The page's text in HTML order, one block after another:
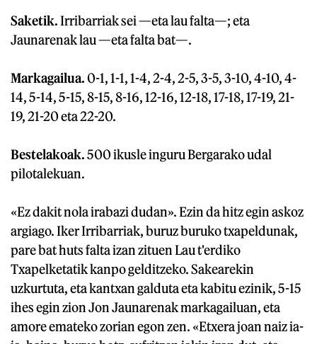
Saketik.Irribarriak sei —eta lau falta—; eta
Jaunarenak lau —eta falta bat—.
Markagailua.0-1, 1-1, 1-4, 2-4, 2-5, 3-5, 3-10, 4-10, 4-
14, 5-14, 5-15, 8-15, 8-16, 12-16, 12-18, 17-18, 17-19, 21-
19, 21-20 eta 22-20.
Bestelakoak.500 ikusle inguru Bergarako udal
pilotalekuan.
«Ez dakit nola irabazi dudan». Ezin da hitz egin askoz
argiago. Iker Irribarriak, buruz buruko txapeldunak,
pare bat huts falta izan zituen Lau t'erdiko
Txapelketatik kanpo gelditzeko. Sakearekin
uzkurtuta, eta kantxan galduta eta kabitu ezinik, 5-15
ihes egin zion Jon Jaunarenak markagailuan, eta
amore emateko zorian egon zen. «Etxera joan naiz ia-